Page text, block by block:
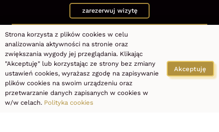
zarezerwuj wizytę
PRO LASER CLINIC
al. Piłsudskiego 115, 92-332 Łódź
+48 667 990 990
Wyznacz trasę
Strona korzysta z plików cookies w celu
analizowania aktywności na stronie oraz
zwiększania wygody jej przeglądania. Klikając
"Akceptuję" lub korzystając ze strony bez zmiany
ustawień cookies, wyrażasz zgodę na zapisywanie
plików cookies na swoim urządzeniu oraz
przetwarzanie danych zapisanych w cookies w
w/w celach. Polityka cookies
Akceptuję